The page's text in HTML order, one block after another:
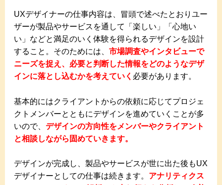
UXデザイナーの仕事内容は、冒頭で述べたとおりユー
ザーが製品やサービスを通して「楽しい」「心地い
い」などと満足のいく体験を得られるデザインを設計
すること。そのためには、 市場調査やインタビューで
ニーズを捉え、必要と判断した情報をどのようなデザ
インに落とし込むかを考えていく 必要があります。
基本的にはクライアントからの依頼に応じてプロジェ
クトメンバーとともにデザインを進めていくことが多
いので、 デザインの方向性をメンバーやクライアント
と相談しながら固めていきます。
デザインが完成し、製品やサービスが世に出た後もUX
デザイナーとしての仕事は続きます。 アナリティクス